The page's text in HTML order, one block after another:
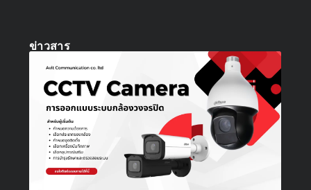
ข่าวสาร